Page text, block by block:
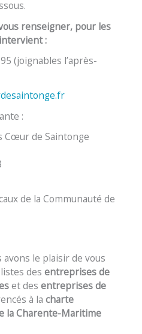
renseigner, pour les
:
(joignables l’après-
:
Cœur de Saintonge
de la Communauté de
avons le plaisir de vous
desentreprises de
et desentreprises de
à lacharte
la Charente-Maritime